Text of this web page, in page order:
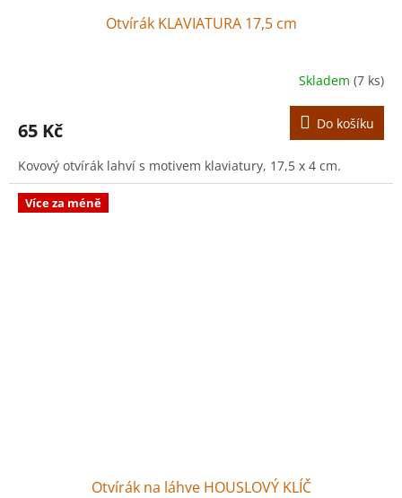
Otvírák KLAVIATURA 17,5 cm
Skladem (7 ks)
65 Kč Do košíku
Kovový otvírák lahví s motivem klaviatury, 17,5 x 4 cm.
Více za méně
Otvírák na láhve HOUSLOVÝ KLÍČ